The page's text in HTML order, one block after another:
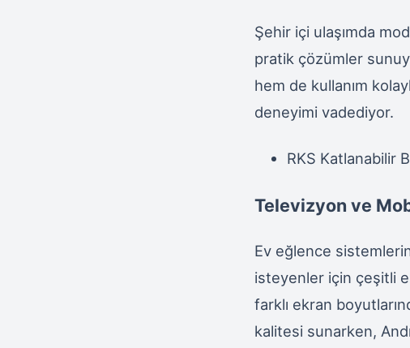
Şehir içi ulaşımda
pratik çözümler
hem de kullanım
deneyimi vadediyor.
RKS Katlanabilir
Televizyon ve
Ev eğlence
isteyenler için çeşitli
farklı ekran
kalitesi sunarken,